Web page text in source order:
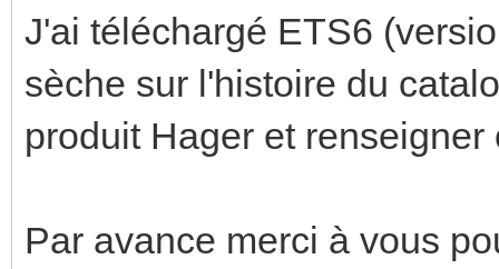
J'ai téléchargé ETS6
sèche sur l'histoire du
produit Hager et
Par avance merci à vous